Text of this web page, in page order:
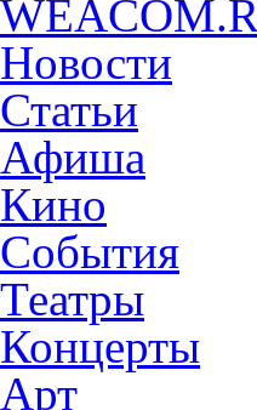
Новости
Статьи
Афиша
Кино
События
Театры
Концерты
Арт